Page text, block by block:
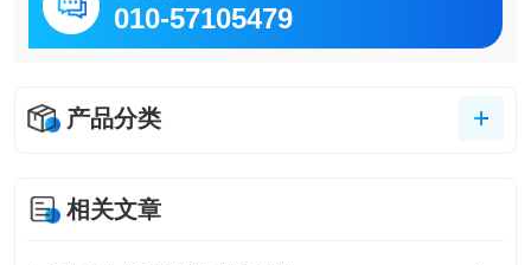
010-57105479
产品分类
相关文章